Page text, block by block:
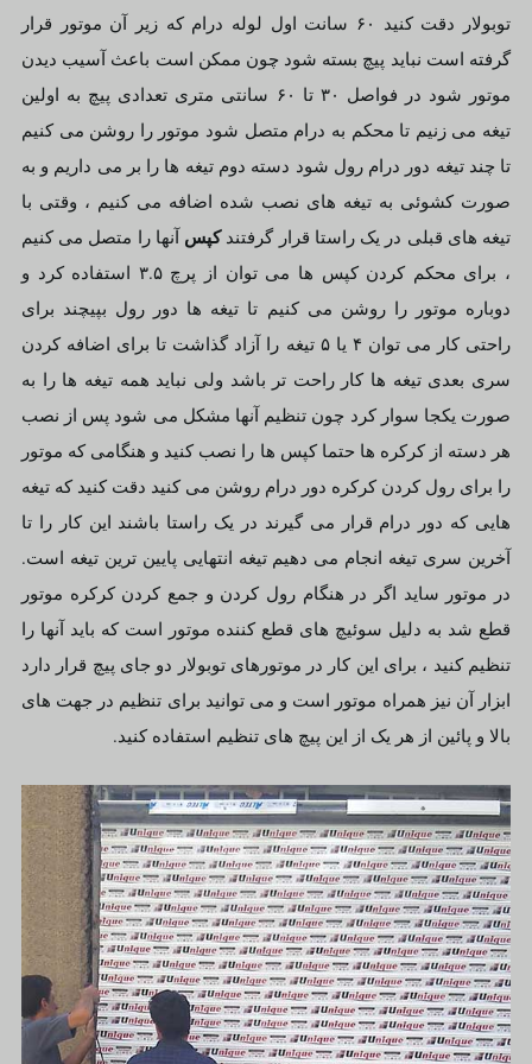
توبولار دقت کنید ۶۰ سانت اول لوله درام که زیر آن موتور قرار
گرفته است نباید پیچ بسته شود چون ممکن است باعث آسیب دیدن
موتور شود در فواصل ۳۰ تا ۶۰ سانتی متری تعدادی پیچ به اولین
تیغه می زنیم تا محکم به درام متصل شود موتور را روشن می کنیم
تا چند تیغه دور درام رول شود دسته دوم تیغه ها را بر می داریم و به
صورت کشوئی به تیغه های نصب شده اضافه می کنیم ، وقتی با
تیغه های قبلی در یک راستا قرار گرفتندکپس آنها را متصل می کنیم
، برای محکم کردن کپس ها می توان از پرچ ۳.۵ استفاده کرد و
دوباره موتور را روشن می کنیم تا تیغه ها دور رول بپیچند برای
راحتی کار می توان ۴ یا ۵ تیغه را آزاد گذاشت تا برای اضافه کردن
سری بعدی تیغه ها کار راحت تر باشد ولی نباید همه تیغه ها را به
صورت یکجا سوار کرد چون تنظیم آنها مشکل می شود پس از نصب
هر دسته از کرکره ها حتما کپس ها را نصب کنید و هنگامی که موتور
را برای رول کردن کرکره دور درام روشن می کنید دقت کنید که تیغه
هایی که دور درام قرار می گیرند در یک راستا باشند این کار را تا
آخرین سری تیغه انجام می دهیم تیغه انتهایی پایین ترین تیغه است.
در موتور ساید اگر در هنگام رول کردن و جمع کردن کرکره موتور
قطع شد به دلیل سوئیچ های قطع کننده موتور است که باید آنها را
تنظیم کنید ، برای این کار در موتورهای توبولار دو جای پیچ قرار دارد
ابزار آن نیز همراه موتور است و می توانید برای تنظیم در جهت های
بالا و پائین از هر یک از این پیچ های تنظیم استفاده کنید.